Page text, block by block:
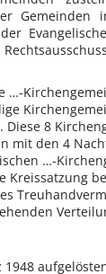
Gemeinden
…-
8
mit den 4
…-
Kreissatzung